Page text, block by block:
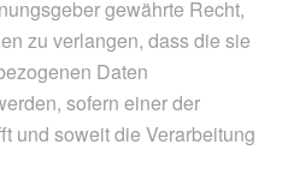
gewährte Recht,
zu verlangen, dass die sie
Daten
sofern einer der
und soweit die Verarbeitung